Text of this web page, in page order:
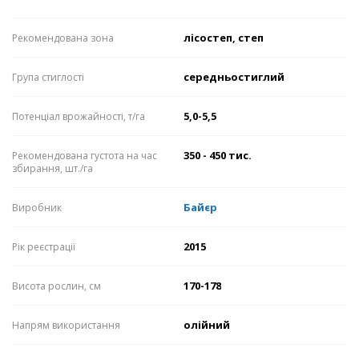
Рекомендована зона лісостеп, степ
Група стиглості середньостиглий
Потенціал врожайності, т/га 5,0-5,5
Рекомендована густота на час
збирання, шт./га
350 - 450 тис.
Виробник Байєр
Рік реєстрації 2015
Висота рослин, см 170-178
Напрям використання олійний